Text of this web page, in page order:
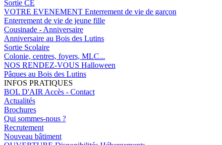
Sortie CE
VOTRE EVENEMENT Enterrement de vie de garçon
Enterrement de vie de jeune fille
Cousinade - Anniversaire
Anniversaire au Bois des Lutins
Sortie Scolaire
Colonie, centres, foyers, MLC...
NOS RENDEZ-VOUS Halloween
Pâques au Bois des Lutins
INFOS PRATIQUES
BOL D'AIR Accès - Contact
Actualités
Brochures
Qui sommes-nous ?
Recrutement
Nouveau bâtiment